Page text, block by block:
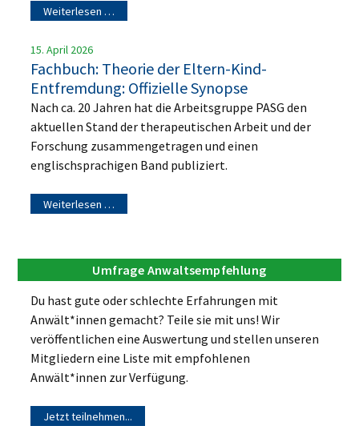
Weiterlesen …
15. April 2026
Fachbuch: Theorie der Eltern-Kind-
Entfremdung: Offizielle Synopse
Nach ca. 20 Jahren hat die Arbeitsgruppe PASG den
aktuellen Stand der therapeutischen Arbeit und der
Forschung zusammengetragen und einen
englischsprachigen Band publiziert.
Weiterlesen …
Umfrage Anwaltsempfehlung
Du hast gute oder schlechte Erfahrungen mit
Anwält*innen gemacht? Teile sie mit uns! Wir
veröffentlichen eine Auswertung und stellen unseren
Mitgliedern eine Liste mit empfohlenen
Anwält*innen zur Verfügung.
Jetzt teilnehmen...